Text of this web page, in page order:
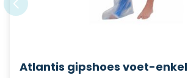
Atlantis gipshoes voet-enkel